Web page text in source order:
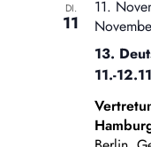
DI.
11
13.
11.-
11.